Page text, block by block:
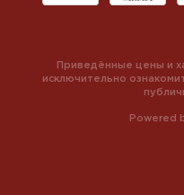
Powered
Приведённые цены и
исключительно